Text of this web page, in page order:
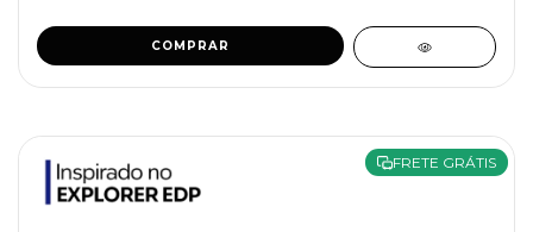
COMPRAR
FRETE GRÁTIS